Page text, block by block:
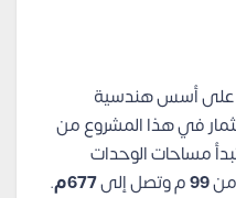
على أسس هندسية
في هذا المشروع من
مساحات الوحدات
من
م وتصل إلى677م .